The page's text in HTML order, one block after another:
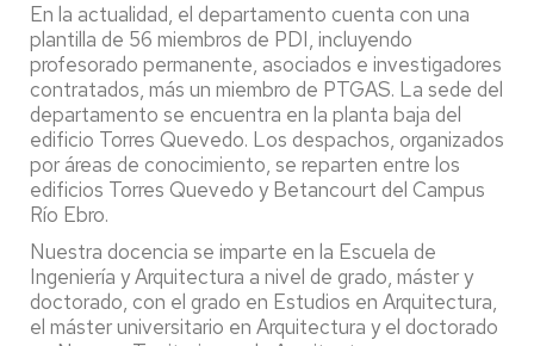
En la actualidad, el departamento cuenta con una
plantilla de 56 miembros de PDI, incluyendo
profesorado permanente, asociados e investigadores
contratados, más un miembro de PTGAS. La sede del
departamento se encuentra en la planta baja del
edificio Torres Quevedo. Los despachos, organizados
por áreas de conocimiento, se reparten entre los
edificios Torres Quevedo y Betancourt del Campus
Río Ebro.
Nuestra docencia se imparte en la Escuela de
Ingeniería y Arquitectura a nivel de grado, máster y
doctorado, con el grado en Estudios en Arquitectura,
el máster universitario en Arquitectura y el doctorado